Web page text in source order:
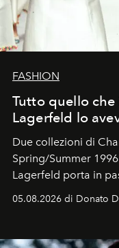
FASHION
Tutto quello
Lagerfeld lo
Due collezioni di
Spring/Summer
Lagerfeld porta in
Kate, Claudia e
uno dei documenti
05.08.2026 di Donato